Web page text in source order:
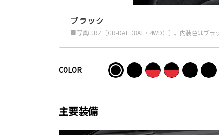
ブラック
■写真はRZ［GR-DAT（8AT・4WD）］。内装色はブラ
COLOR
主要装備